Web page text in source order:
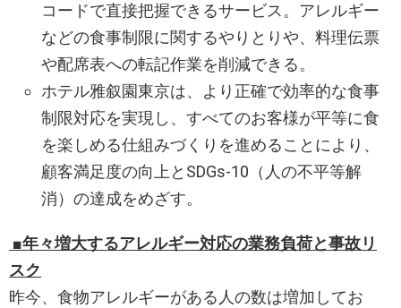
コードで直接把握できるサービス。アレルギー
などの食事制限に関するやりとりや、料理伝票
や配席表への転記作業を削減できる。
ホテル雅叙園東京は、より正確で効率的な食事
制限対応を実現し、すべてのお客様が平等に食
を楽しめる仕組みづくりを進めることにより、
顧客満足度の向上とSDGs-10（人の不平等解
消）の達成をめざす。
■年々増大するアレルギー対応の業務負荷と事故リ
スク
昨今、食物アレルギーがある人の数は増加してお